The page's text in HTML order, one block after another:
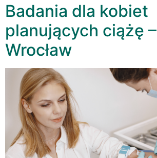
Badania dla kobiet
planujących ciążę –
Wrocław